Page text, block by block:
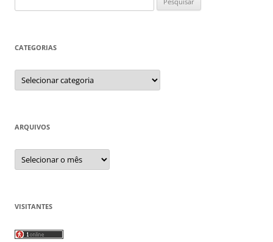
por:
CATEGORIAS
Categorias
ARQUIVOS
Arquivos
VISITANTES